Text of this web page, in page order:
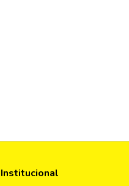
Institucional